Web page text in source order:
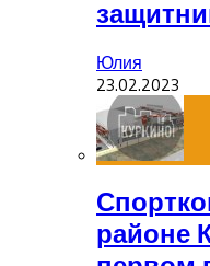
Юлия
23.02.2023
районе